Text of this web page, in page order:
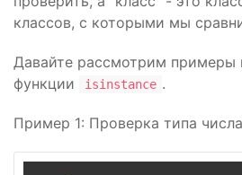
классов, с которыми мы
Давайте рассмотрим примеры
функции
isinstance .
Пример 1: Проверка типа числа